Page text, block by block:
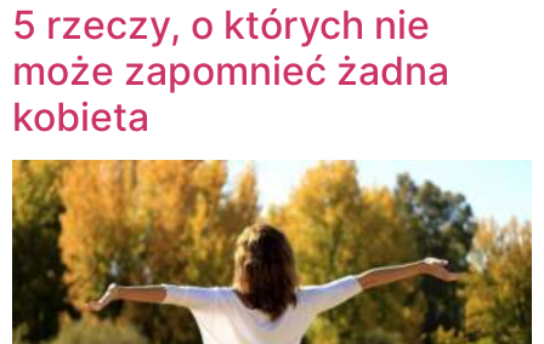
5 rzeczy, o których nie
może zapomnieć żadna
kobieta